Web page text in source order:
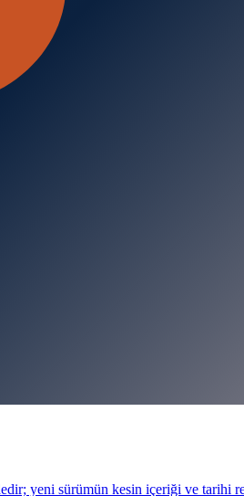
yeni sürümün kesin içeriği ve tarihi